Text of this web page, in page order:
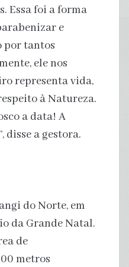
Essa foi a forma
e
por tantos
ele nos
representa vida,
à Natureza.
a data! A
disse a gestora.
do Norte, em
da Grande Natal.
de
metros